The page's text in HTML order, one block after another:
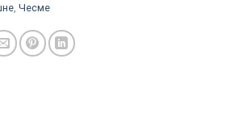
Чесме